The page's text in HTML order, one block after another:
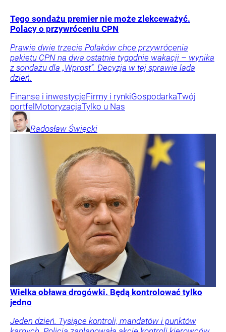
Tego sondażu premier nie może zlekceważyć.
Polacy o przywróceniu CPN
Prawie dwie trzecie Polaków chce przywrócenia
pakietu CPN na dwa ostatnie tygodnie wakacji – wynika
z sondażu dla „Wprost”. Decyzja w tej sprawie lada
dzień.
Finanse i inwestycjeFirmy i rynkiGospodarkaTwój
portfel MotoryzacjaTylko u Nas
Radosław Święcki
Wielka obława drogówki. Będą kontrolować tylko
jedno
Jeden dzień. Tysiące kontroli, mandatów i punktów